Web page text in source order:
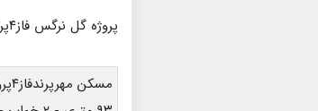
پروژه گل نرگس فاز۴پرندخریدوفروش آپارتمان
مسکن مهرپرندفاز۴پروژه گل نرگس